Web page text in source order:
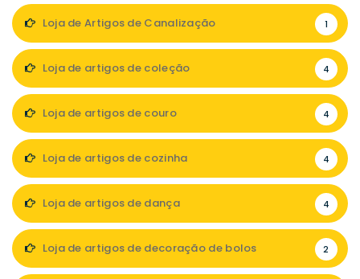
Loja de Artigos de Canalização 1
Loja de artigos de coleção 4
Loja de artigos de couro 4
Loja de artigos de cozinha 4
Loja de artigos de dança 4
Loja de artigos de decoração de bolos 2